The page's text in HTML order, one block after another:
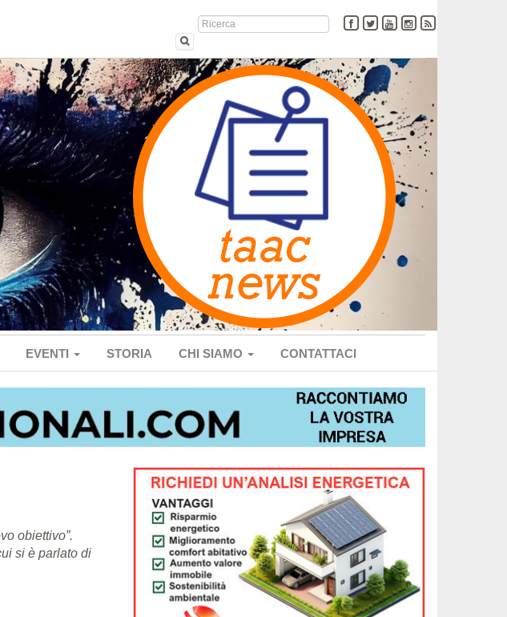
EVENTI STORIA CHI SIAMO CONTATTACI
obiettivo”.
si è parlato di